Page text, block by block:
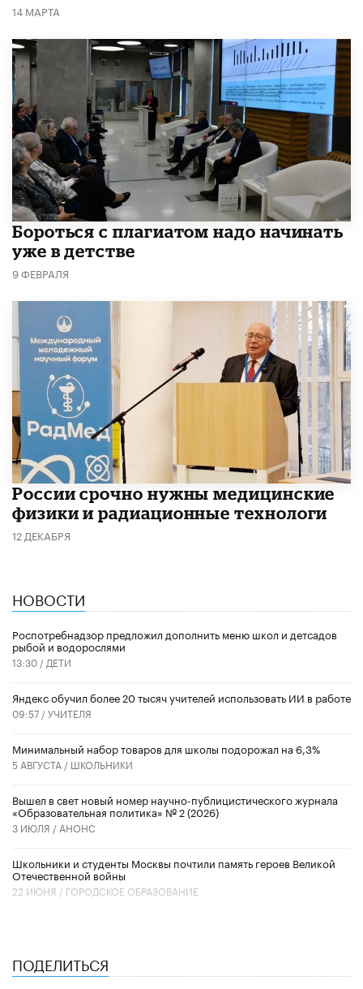
14 МАРТА
​Бороться с плагиатом надо начинать
уже в детстве
9 ФЕВРАЛЯ
России срочно нужны медицинские
физики и радиационные технологи
12 ДЕКАБРЯ
НОВОСТИ
Роспотребнадзор предложил дополнить меню школ и детсадов
рыбой и водорослями
13:30 / ДЕТИ
​Яндекс обучил более 20 тысяч учителей использовать ИИ в работе
09:57 /УЧИТЕЛЯ
Минимальный набор товаров для школы подорожал на 6,3%
5 АВГУСТА / ШКОЛЬНИКИ
Вышел в свет новый номер научно-публицистического журнала
«Образовательная политика» № 2 (2026)
3 ИЮЛЯ / АНОНС
Школьники и студенты Москвы почтили память героев Великой
Отечественной войны
22 ИЮНЯ / ГОРОДСКОЕ ОБРАЗОВАНИЕ
ПОДЕЛИТЬСЯ